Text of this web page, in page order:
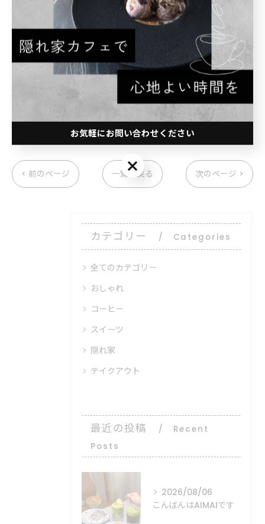
8/2からは、投票の1番少なかったデザートは無くなり
新しいデザートが追加されます。
皆さんでAIMAIを作りましょう。
< 前のページ 一覧に戻る 次のページ >
カテゴリー Categories
全てのカテゴリー
おしゃれ
コーヒー
スイーツ
隠れ家
テイクアウト
最近の投稿
Recent
Posts
2026/08/06
こんばんはAIMAIです
お気軽にお問い合わせください
お気軽にお問い合わせください